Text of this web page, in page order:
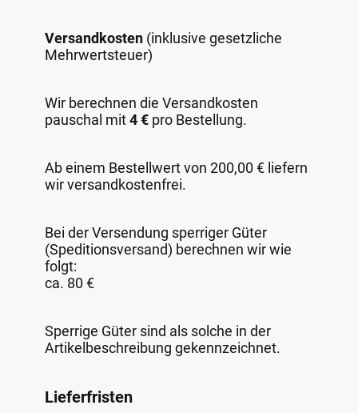
Versandkosten (inklusive gesetzliche
Mehrwertsteuer)
Wir berechnen die Versandkosten
pauschal mit4 € pro Bestellung.
Ab einem Bestellwert von 200,00 € liefern
wir versandkostenfrei.
Bei der Versendung sperriger Güter
(Speditionsversand) berechnen wir wie
folgt:
ca. 80 €
Sperrige Güter sind als solche in der
Artikelbeschreibung gekennzeichnet.
Lieferfristen